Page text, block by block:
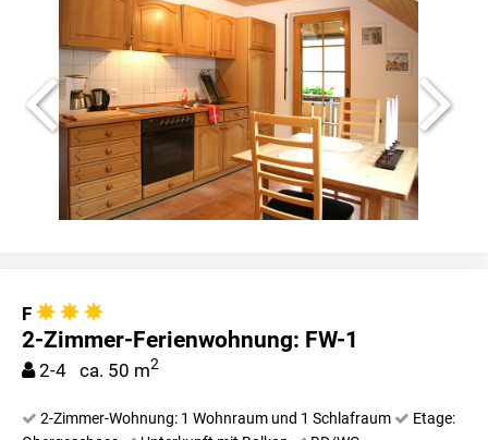
F
2-Zimmer-Ferienwohnung: FW-1
2-4 ca. 50 m2
2-Zimmer-Wohnung: 1 Wohnraum und 1 Schlafraum
Etage: